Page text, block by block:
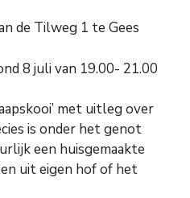
de Tilweg 1 te Gees
8 juli van 19.00- 21.00
met uitleg over
is onder het genot
een huisgemaakte
uit eigen hof of het